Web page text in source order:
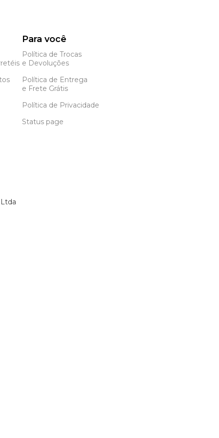
Para você
Política de Trocas
e Devoluções
Política de Entrega
e Frete Grátis
Política de Privacidade
Status page